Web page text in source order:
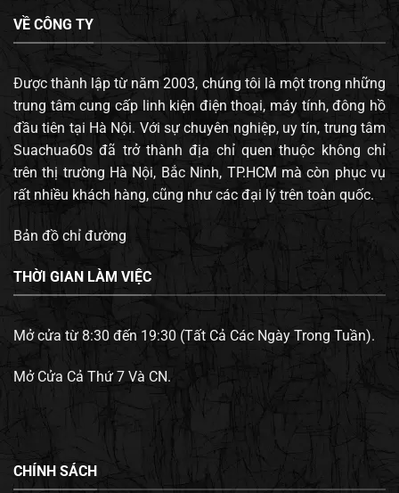
VỀ CÔNG TY
Được thành lập từ năm 2003, chúng tôi là một trong những
trung tâm cung cấp linh kiện điện thoại, máy tính, đông hồ
đầu tiên tại Hà Nội. Với sự chuyên nghiệp, uy tín, trung tâm
Suachua60s đã trở thành địa chỉ quen thuộc không chỉ
trên thị trường Hà Nội, Bắc Ninh, TP.HCM mà còn phục vụ
rất nhiều khách hàng, cũng như các đại lý trên toàn quốc.
Bản đồ chỉ đường
THỜI GIAN LÀM VIỆC
Mở cửa từ 8:30 đến 19:30 (Tất Cả Các Ngày Trong Tuần).
Mở Cửa Cả Thứ 7 Và CN.
CHÍNH SÁCH